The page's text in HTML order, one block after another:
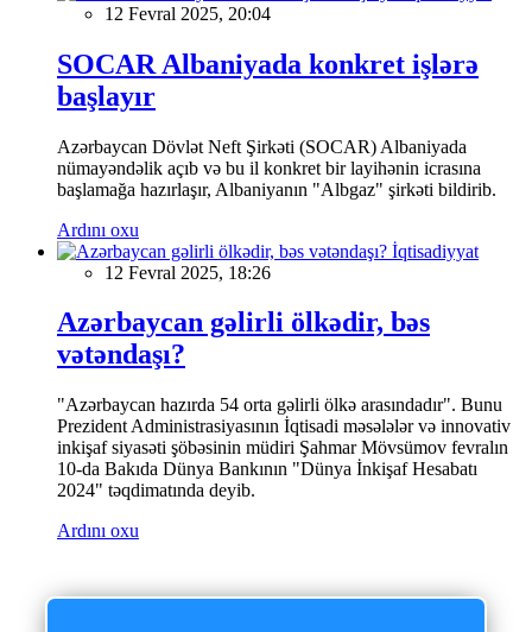
12 Fevral 2025, 20:04
SOCAR Albaniyada konkret işlərə
başlayır
Azərbaycan Dövlət Neft Şirkəti (SOCAR) Albaniyada
nümayəndəlik açıb və bu il konkret bir layihənin icrasına
başlamağa hazırlaşır, Albaniyanın "Albgaz" şirkəti bildirib.
Ardını oxu
İqtisadiyyat
12 Fevral 2025, 18:26
Azərbaycan gəlirli ölkədir, bəs
vətəndaşı?
"Azərbaycan hazırda 54 orta gəlirli ölkə arasındadır". Bunu
Prezident Administrasiyasının İqtisadi məsələlər və innovativ
inkişaf siyasəti şöbəsinin müdiri Şahmar Mövsümov fevralın
10-da Bakıda Dünya Bankının "Dünya İnkişaf Hesabatı
2024" təqdimatında deyib.
Ardını oxu